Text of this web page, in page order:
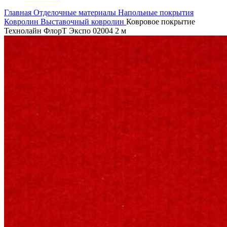
Главная Отделочные материалы Напольные покрытия
Ковролин Выставочный ковролин Ковровое покрытие
Технолайн ФлорТ Экспо 02004 2 м